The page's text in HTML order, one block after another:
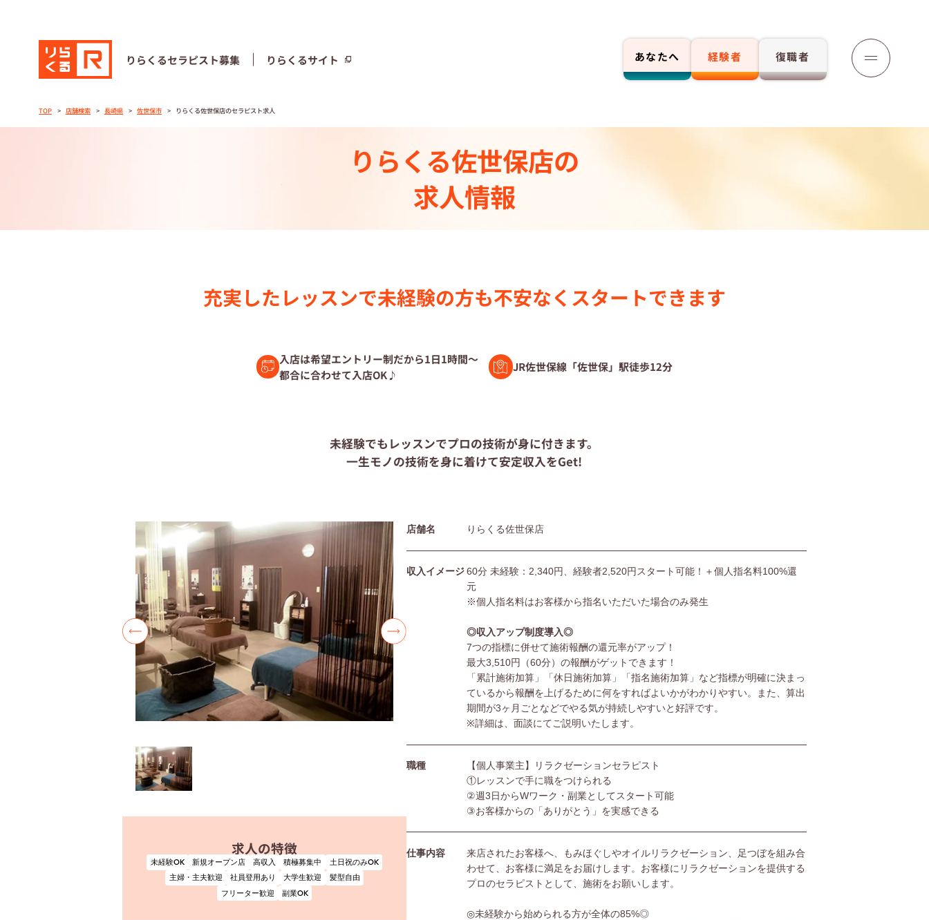
りらくるセラピスト募集 りらくるサイト あなたへ 経験者 復職者
りらくるセラピスト募集 りらくるサイト
セラピストストーリー⼀覧
トレーニング制度
セラピスト募集中の店舗検索
復職セラピスト募集
会社情報 企業団体の皆様へ
利用規約
プライバシーポリシー
サイトマップ
TOP 店舗検索 長崎県 佐世保市 りらくる佐世保店のセラピスト求人
りらくる佐世保店の
求人情報
充実したレッスンで未経験の⽅も不安なく スタートできます
入店は希望エントリー制だから1日1時間～
都合に合わせて入店OK♪
JR佐世保線「佐世保」駅徒歩12分
未経験でもレッスンでプロの技術が身に付きます。
一生モノの技術を身に着けて安定収入をGet!
求人の特徴
未経験OK 新規オープン店 高収入 積極募集中
土日祝のみOK
主婦・主夫歓迎
社員登用あり 大学生歓迎
髪型自由
フリーター歓迎
副業OK
店舗名 りらくる佐世保店
収入イメージ60分 未経験：2,340円、経験者2,520円スタート可能！＋個人指名料100%還
元
※個人指名料はお客様から指名いただいた場合のみ発生
◎収入アップ制度導入◎
7つの指標に併せて施術報酬の還元率がアップ！
最大3,510円（60分）の報酬がゲットできます！
「累計施術加算」「休日施術加算」「指名施術加算」など指標が明確に決まっ
ているから報酬を上げるために何をすればよいかがわかりやすい。また、算出
期間が3ヶ月ごとなどでやる気が持続しやすいと好評です。
※詳細は、面談にてご説明いたします。
職種
【個人事業主】リラクゼーションセラピスト
①レッスンで手に職をつけられる
②週3日からWワーク・副業としてスタート可能
③お客様からの「ありがとう」を実感できる
仕事内容
来店されたお客様へ、もみほぐしやオイルリラクゼーション、足つぼを組み合
わせて、お客様に満足をお届けします。お客様にリラクゼーションを提供する
プロのセラピストとして、施術をお願いします。
◎未経験から始められる方が全体の85%◎